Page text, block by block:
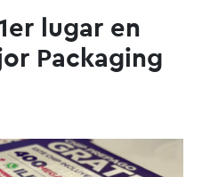
lugar en
Packaging